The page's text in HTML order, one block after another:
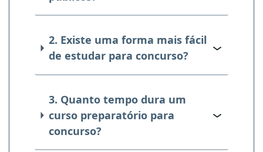
2. Existe uma forma mais fácil
de estudar para concurso?
3. Quanto tempo dura um
curso preparatório para
concurso?